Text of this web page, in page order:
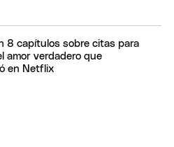
8 capítulos sobre citas para
amor verdadero que
en Netflix